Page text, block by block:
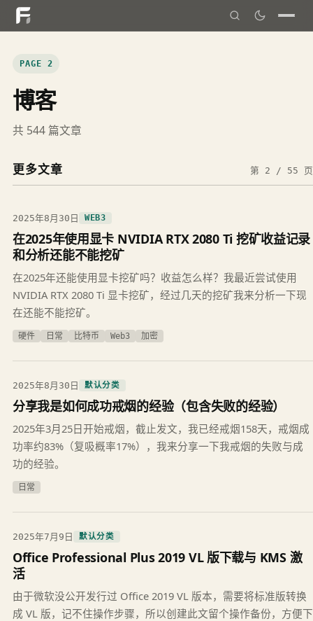
PAGE 2
博客
共 544 篇文章
更多文章 第 2 / 55 页
2025年8月30日 WEB3
在2025年使用显卡 NVIDIA RTX 2080 Ti 挖矿收益记录
和分析还能不能挖矿
在2025年还能使用显卡挖矿吗？收益怎么样？我最近尝试使用
NVIDIA RTX 2080 Ti 显卡挖矿，经过几天的挖矿我来分析一下现
在还能不能挖矿。
硬件 日常 比特币 Web3 加密
2025年8月30日 默认分类
分享我是如何成功戒烟的经验（包含失败的经验）
2025年3月25日开始戒烟，截止发文，我已经戒烟158天，戒烟成
功率约83%（复吸概率17%），我来分享一下我戒烟的失败与成
功的经验。
日常
2025年7月9日 默认分类
Office Professional Plus 2019 VL 版下载与 KMS 激
活
由于微软没公开发行过 Office 2019 VL 版本，需要将标准版转换
成 VL 版，记不住操作步骤，所以创建此文留个操作备份，方便下